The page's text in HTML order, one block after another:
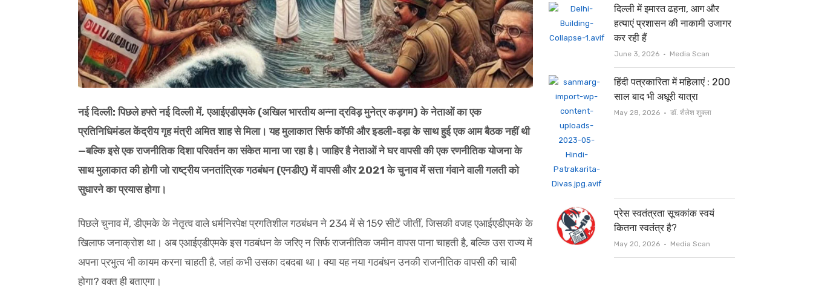
नई दिल्ली: पिछले हफ्ते नई दिल्ली में, एआईएडीएमके (अखिल भारतीय अन्ना द्रविड़ मुनेत्र कड़गम) के नेताओं का एक
प्रतिनिधिमंडल केंद्रीय गृह मंत्री अमित शाह से मिला। यह मुलाकात सिर्फ कॉफी और इडली-वड़ा के साथ हुई एक आम बैठक नहीं थी
—बल्कि इसे एक राजनीतिक दिशा परिवर्तन का संकेत माना जा रहा है। जाहिर है नेताओं ने घर वापसी की एक रणनीतिक योजना के
साथ मुलाकात की होगी जो राष्ट्रीय जनतांत्रिक गठबंधन (एनडीए) में वापसी और 2021 के चुनाव में सत्ता गंवाने वाली गलती को
सुधारने का प्रयास होगा।
पिछले चुनाव में, डीएमके के नेतृत्व वाले धर्मनिरपेक्ष प्रगतिशील गठबंधन ने 234 में से 159 सीटें जीतीं, जिसकी वजह एआईएडीएमके के
खिलाफ जनाक्रोश था। अब एआईएडीएमके इस गठबंधन के जरिए न सिर्फ राजनीतिक जमीन वापस पाना चाहती है, बल्कि उस राज्य में
अपना प्रभुत्व भी कायम करना चाहती है, जहां कभी उसका दबदबा था। क्या यह नया गठबंधन उनकी राजनीतिक वापसी की चाबी
होगा? वक्त ही बताएगा।
दिल्ली में इमारत ढहना, आग और
हत्याएं प्रशासन की नाकामी उजागर
कर रही हैं
June 3, 2026 Author
Media Scan
हिंदी पत्रकारिता में महिलाएं : 200
साल बाद भी अधूरी यात्रा
May 28, 2026 Author
डॉ. शैलेश शुक्ला
प्रेस स्वतंत्रता सूचकांक स्वयं
कितना स्वतंत्र है?
May 20, 2026 Author
Media Scan